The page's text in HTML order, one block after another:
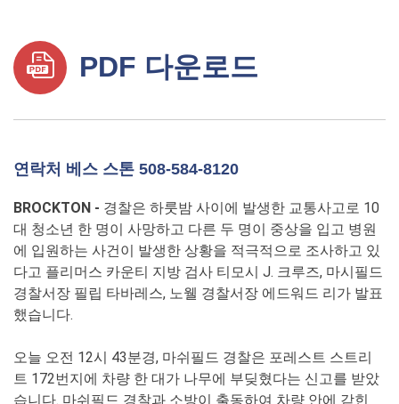
PDF 다운로드
연락처 베스 스톤 508-584-8120
BROCKTON - 경찰은 하룻밤 사이에 발생한 교통사고로 10
대 청소년 한 명이 사망하고 다른 두 명이 중상을 입고 병원
에 입원하는 사건이 발생한 상황을 적극적으로 조사하고 있
다고 플리머스 카운티 지방 검사 티모시 J. 크루즈, 마시필드
경찰서장 필립 타바레스, 노웰 경찰서장 에드워드 리가 발표
했습니다.
오늘 오전 12시 43분경, 마쉬필드 경찰은 포레스트 스트리
트 172번지에 차량 한 대가 나무에 부딪혔다는 신고를 받았
습니다. 마쉬필드 경찰과 소방이 출동하여 차량 안에 갇힌